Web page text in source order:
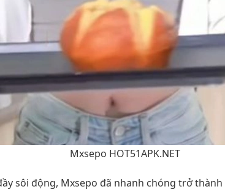
Mxsepo HOT51APK.NET
sôi động, Mxsepo đã nhanh chóng trở